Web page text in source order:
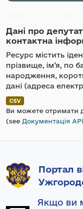
Дані про
контактна
Ресурс містить
прізвище, ім’я, по
народження,
дані (адреса
CSV
Ви можете отримати
(see Документація API
Портал
Якщо ви